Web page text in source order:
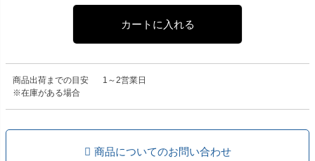
カートに入れる
商品出荷までの目安
※在庫がある場合
1～2営業日
商品についてのお問い合わせ